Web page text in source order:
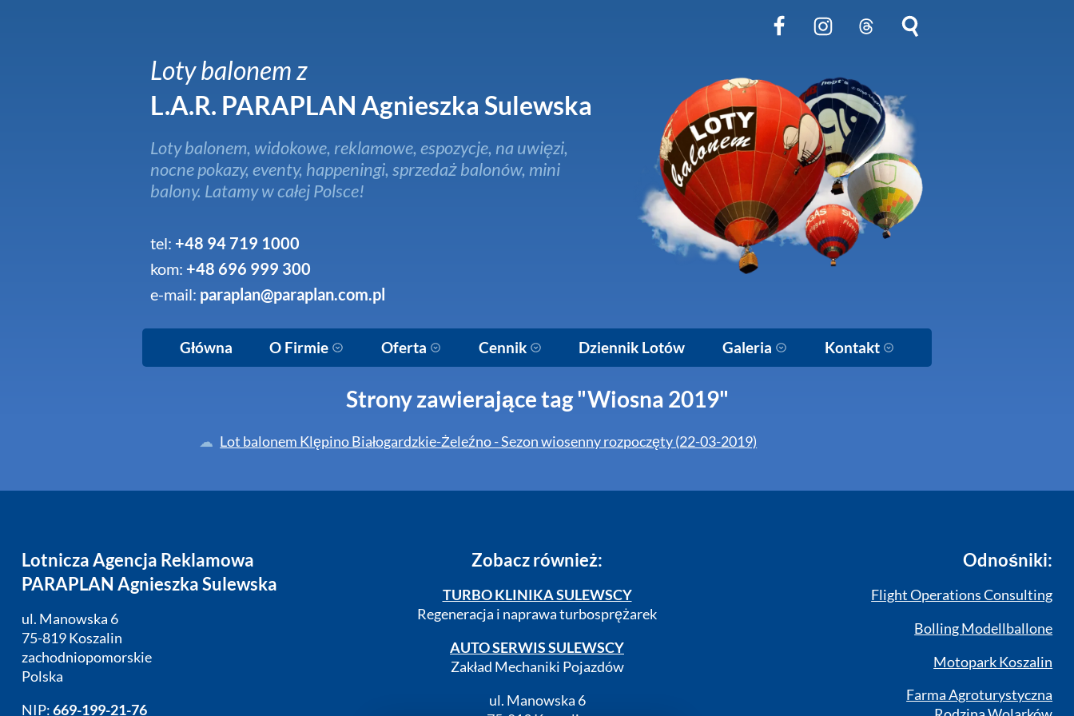
Loty balonem z
L.A.R. PARAPLAN Agnieszka Sulewska
Loty balonem, widokowe, reklamowe, espozycje, na uwięzi,
nocne pokazy, eventy, happeningi, sprzedaż balonów, mini
balony. Latamy w całej Polsce!
tel: +48 94 719 1000
kom: +48 696 999 300
e-mail: paraplan@paraplan.com.pl
Główna O Firmie Oferta Cennik Dziennik Lotów Galeria Kontakt
Strony zawierające tag "Wiosna 2019"
Lot balonem Klępino Białogardzkie-Żeleźno - Sezon wiosenny rozpoczęty (22-03-2019)
Lotnicza Agencja Reklamowa
PARAPLAN Agnieszka Sulewska
ul. Manowska 6
75-819 Koszalin
zachodniopomorskie
Polska
NIP:669-199-21-76
Zobacz również:
TURBO KLINIKA SULEWSCY
Regeneracja i naprawa turbosprężarek
AUTO SERWIS SULEWSCY
Zakład Mechaniki Pojazdów
ul. Manowska 6
Odnośniki:
Flight Operations Consulting
Bolling Modellballone
Motopark Koszalin
Farma Agroturystyczna